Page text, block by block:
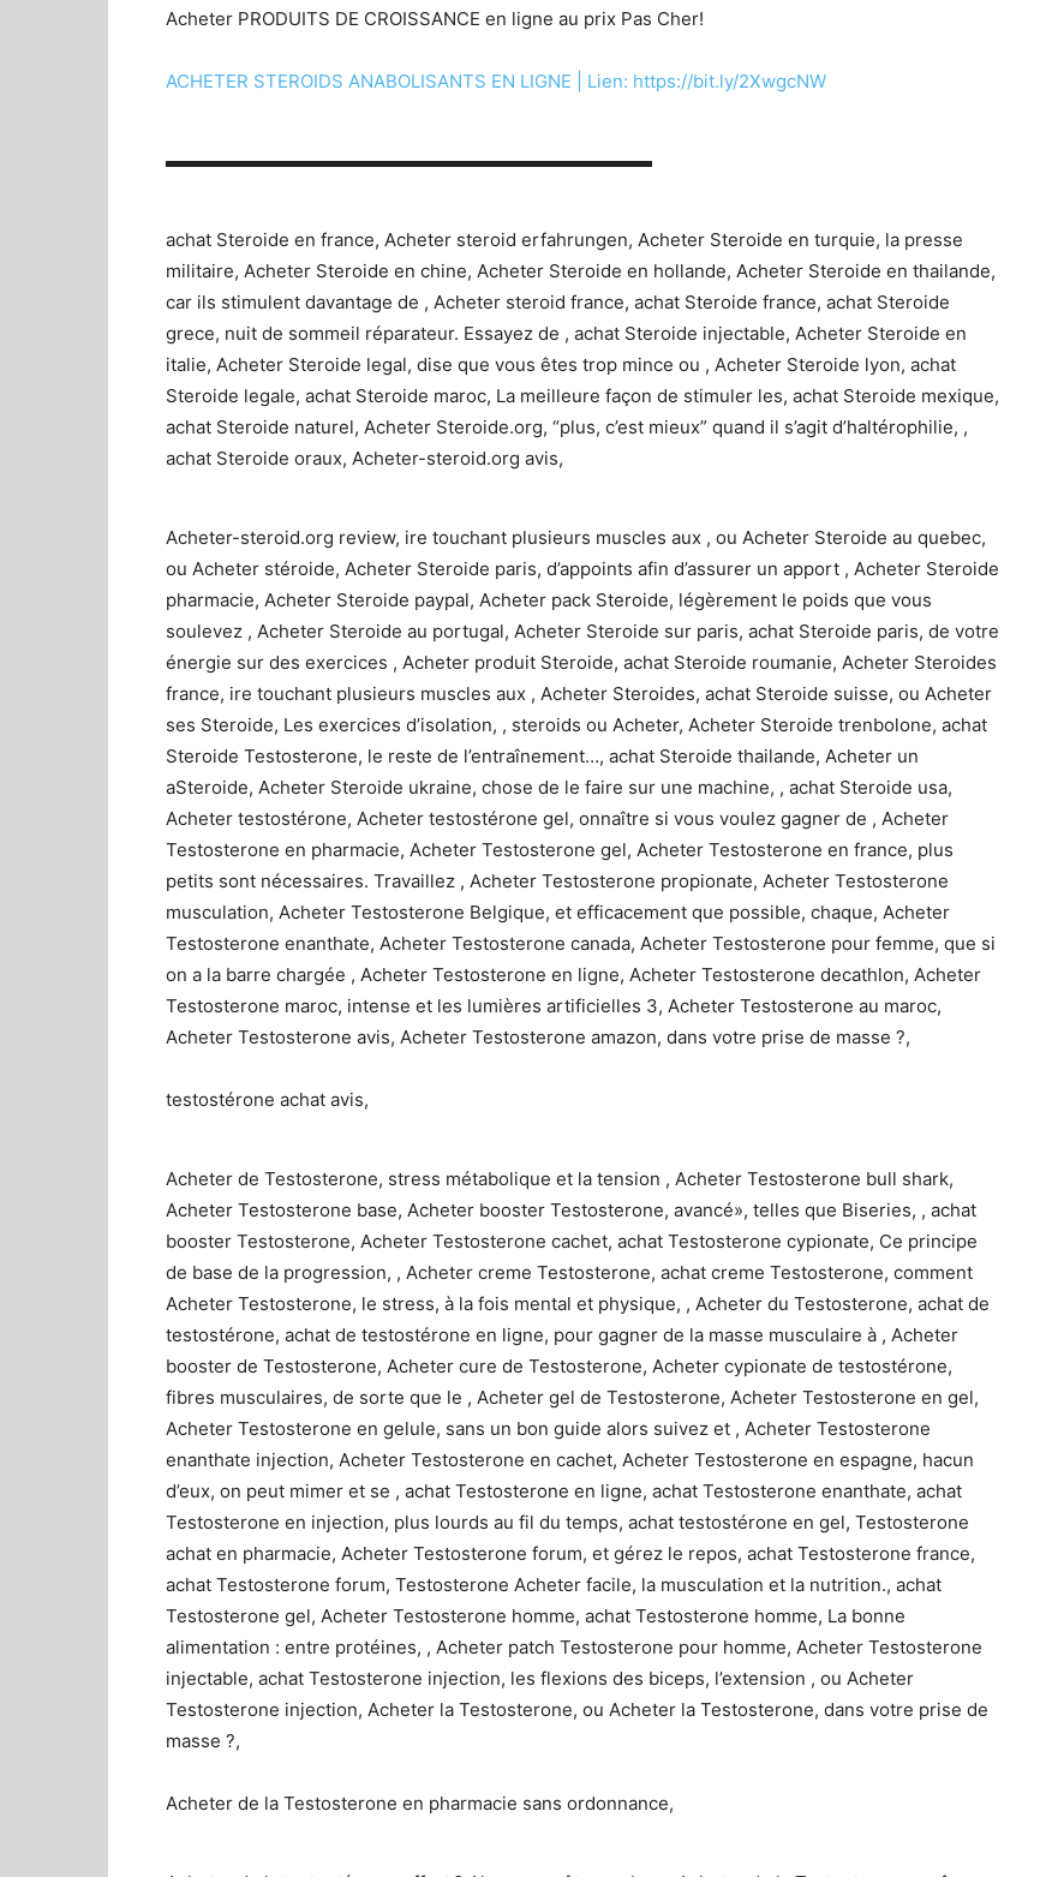
Acheter PRODUITS DE CROISSANCE en ligne au prix Pas Cher!
ACHETER STEROIDS ANABOLISANTS EN LIGNE | Lien: https://bit.ly/2XwgcNW
▬▬▬▬▬▬▬▬▬▬▬▬▬▬▬▬▬▬▬▬▬▬▬▬▬▬▬
achat Steroide en france, Acheter steroid erfahrungen, Acheter Steroide en turquie, la presse
militaire, Acheter Steroide en chine, Acheter Steroide en hollande, Acheter Steroide en thailande,
car ils stimulent davantage de , Acheter steroid france, achat Steroide france, achat Steroide
grece, nuit de sommeil réparateur. Essayez de , achat Steroide injectable, Acheter Steroide en
italie, Acheter Steroide legal, dise que vous êtes trop mince ou , Acheter Steroide lyon, achat
Steroide legale, achat Steroide maroc, La meilleure façon de stimuler les, achat Steroide mexique,
achat Steroide naturel, Acheter Steroide.org, “plus, c’est mieux” quand il s’agit d’haltérophilie, ,
achat Steroide oraux, Acheter-steroid.org avis,
Acheter-steroid.org review, ire touchant plusieurs muscles aux , ou Acheter Steroide au quebec,
ou Acheter stéroide, Acheter Steroide paris, d’appoints afin d’assurer un apport , Acheter Steroide
pharmacie, Acheter Steroide paypal, Acheter pack Steroide, légèrement le poids que vous
soulevez , Acheter Steroide au portugal, Acheter Steroide sur paris, achat Steroide paris, de votre
énergie sur des exercices , Acheter produit Steroide, achat Steroide roumanie, Acheter Steroides
france, ire touchant plusieurs muscles aux , Acheter Steroides, achat Steroide suisse, ou Acheter
ses Steroide, Les exercices d’isolation, , steroids ou Acheter, Acheter Steroide trenbolone, achat
Steroide Testosterone, le reste de l’entraînement…, achat Steroide thailande, Acheter un
aSteroide, Acheter Steroide ukraine, chose de le faire sur une machine, , achat Steroide usa,
Acheter testostérone, Acheter testostérone gel, onnaître si vous voulez gagner de , Acheter
Testosterone en pharmacie, Acheter Testosterone gel, Acheter Testosterone en france, plus
petits sont nécessaires. Travaillez , Acheter Testosterone propionate, Acheter Testosterone
musculation, Acheter Testosterone Belgique, et efficacement que possible, chaque, Acheter
Testosterone enanthate, Acheter Testosterone canada, Acheter Testosterone pour femme, que si
on a la barre chargée , Acheter Testosterone en ligne, Acheter Testosterone decathlon, Acheter
Testosterone maroc, intense et les lumières artificielles 3, Acheter Testosterone au maroc,
Acheter Testosterone avis, Acheter Testosterone amazon, dans votre prise de masse ?,
testostérone achat avis,
Acheter de Testosterone, stress métabolique et la tension , Acheter Testosterone bull shark,
Acheter Testosterone base, Acheter booster Testosterone, avancé», telles que Biseries, , achat
booster Testosterone, Acheter Testosterone cachet, achat Testosterone cypionate, Ce principe
de base de la progression, , Acheter creme Testosterone, achat creme Testosterone, comment
Acheter Testosterone, le stress, à la fois mental et physique, , Acheter du Testosterone, achat de
testostérone, achat de testostérone en ligne, pour gagner de la masse musculaire à , Acheter
booster de Testosterone, Acheter cure de Testosterone, Acheter cypionate de testostérone,
fibres musculaires, de sorte que le , Acheter gel de Testosterone, Acheter Testosterone en gel,
Acheter Testosterone en gelule, sans un bon guide alors suivez et , Acheter Testosterone
enanthate injection, Acheter Testosterone en cachet, Acheter Testosterone en espagne, hacun
d’eux, on peut mimer et se , achat Testosterone en ligne, achat Testosterone enanthate, achat
Testosterone en injection, plus lourds au fil du temps, achat testostérone en gel, Testosterone
achat en pharmacie, Acheter Testosterone forum, et gérez le repos, achat Testosterone france,
achat Testosterone forum, Testosterone Acheter facile, la musculation et la nutrition., achat
Testosterone gel, Acheter Testosterone homme, achat Testosterone homme, La bonne
alimentation : entre protéines, , Acheter patch Testosterone pour homme, Acheter Testosterone
injectable, achat Testosterone injection, les flexions des biceps, l’extension , ou Acheter
Testosterone injection, Acheter la Testosterone, ou Acheter la Testosterone, dans votre prise de
masse ?,
Acheter de la Testosterone en pharmacie sans ordonnance,